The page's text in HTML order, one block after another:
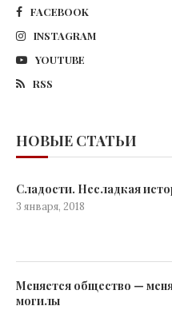
FACEBOOK
INSTAGRAM
YOUTUBE
RSS
НОВЫЕ СТАТЬИ
Сладости. Несладкая
3 января, 2018
Меняется общество —
могилы